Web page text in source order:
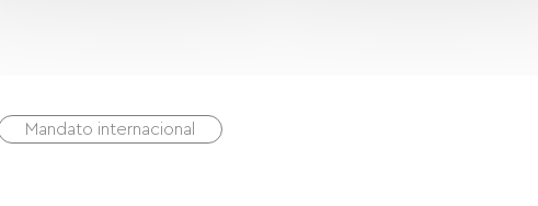
Mandato internacional